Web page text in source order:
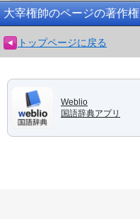
大宰権帥のページの著作権
トップページに戻る
Weblio
国語辞典アプリ